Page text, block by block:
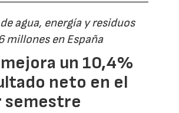
agua, energía y residuos
millones en España
un 10,4%
neto en el
semestre